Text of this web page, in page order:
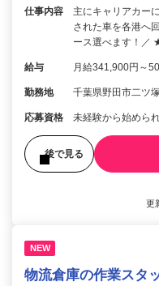
仕事内容
主にキャリアカー
された車を各港へ
ース選べます！／
給与 月給341,900円～
勤務地 千葉県野田市二ツ
応募資格 未経験から始めら
後で見る
更
NEW
物流倉庫の作業スタ